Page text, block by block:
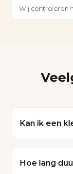
Wij controleren
Kan ik een
resultaat
Hoe lang